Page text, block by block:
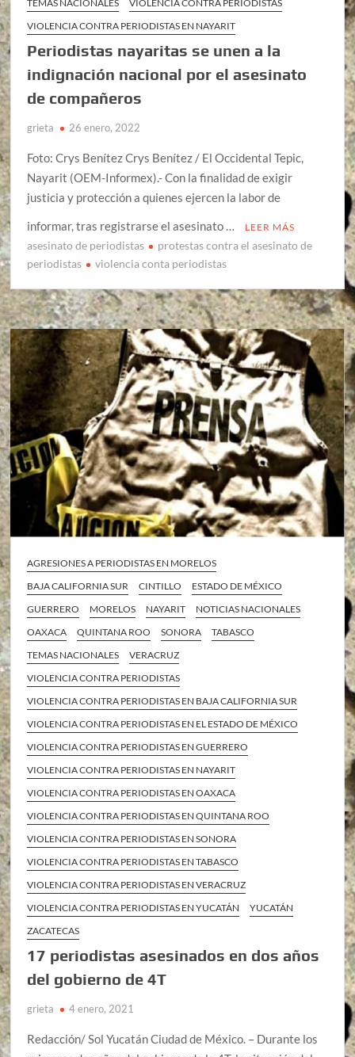
TEMAS NACIONALES
VIOLENCIA CONTRA PERIODISTAS
VIOLENCIA CONTRA PERIODISTAS EN NAYARIT
Periodistas nayaritas se unen a la
indignación nacional por el asesinato
de compañeros
grieta 26 enero, 2022
Foto: Crys Benítez Crys Benítez / El Occidental Tepic,
Nayarit (OEM-Informex).- Con la finalidad de exigir
justicia y protección a quienes ejercen la labor de
informar, tras registrarse el asesinato …
LEER MÁS
asesinato de periodistas
protestas contra el asesinato de
periodistas
violencia conta periodistas
AGRESIONES A PERIODISTAS EN MORELOS
BAJA CALIFORNIA SUR
CINTILLO
ESTADO DE MÉXICO
GUERRERO
MORELOS NAYARIT
NOTICIAS NACIONALES
OAXACA
QUINTANA ROO SONORA
TABASCO
TEMAS NACIONALES
VERACRUZ
VIOLENCIA CONTRA PERIODISTAS
VIOLENCIA CONTRA PERIODISTAS EN BAJA CALIFORNIA SUR
VIOLENCIA CONTRA PERIODISTAS EN EL ESTADO DE MÉXICO
VIOLENCIA CONTRA PERIODISTAS EN GUERRERO
VIOLENCIA CONTRA PERIODISTAS EN NAYARIT
VIOLENCIA CONTRA PERIODISTAS EN OAXACA
VIOLENCIA CONTRA PERIODISTAS EN QUINTANA ROO
VIOLENCIA CONTRA PERIODISTAS EN SONORA
VIOLENCIA CONTRA PERIODISTAS EN TABASCO
VIOLENCIA CONTRA PERIODISTAS EN VERACRUZ
VIOLENCIA CONTRA PERIODISTAS EN YUCATÁN
YUCATÁN
ZACATECAS
17 periodistas asesinados en dos años
del gobierno de 4T
grieta 4 enero, 2021
Redacción/ Sol Yucatán Ciudad de México. – Durante los